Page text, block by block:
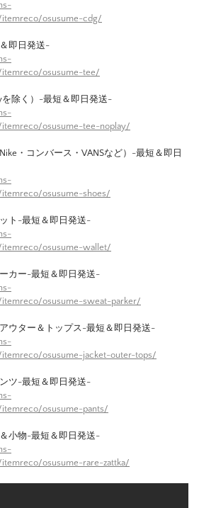
osusume-cdg/
即日発送-
osusume-tee/
を除く）-最短＆即日発送-
osusume-tee-noplay/
・コンバース・VANSなど）-最短＆即日
osusume-shoes/
ト-最短＆即日発送-
osusume-wallet/
カー-最短＆即日発送-
osusume-sweat-parker/
ウター＆トップス-最短＆即日発送-
osusume-jacket-outer-tops/
ツ-最短＆即日発送-
osusume-pants/
小物-最短＆即日発送-
osusume-rare-zattka/